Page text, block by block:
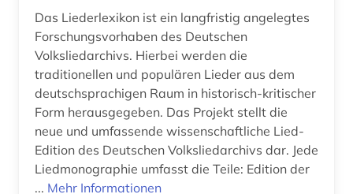
archiv für kindertexte eva maria kohl (1)
archivbestand (3)
archäologie (2)
arealtypologie (1)
armeezeitungen (1)
artenschutz (1)
Das Liederlexikon ist ein langfristig angelegtes
Forschungsvorhaben des Deutschen
Volksliedarchivs. Hierbei werden die
traditionellen und populären Lieder aus dem
deutschsprachigen Raum in historisch-kritischer
Form herausgegeben. Das Projekt stellt die
neue und umfassende wissenschaftliche Lied-
Edition des Deutschen Volksliedarchivs dar. Jede
Liedmonographie umfasst die Teile: Edition der
... Mehr Informationen